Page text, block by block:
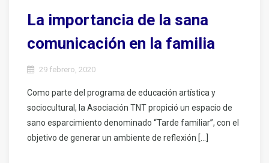
La importancia de la sana
comunicación en la familia
29 febrero, 2020
Como parte del programa de educación artística y
sociocultural, la Asociación TNT propició un espacio de
sano esparcimiento denominado “Tarde familiar”, con el
objetivo de generar un ambiente de reflexión […]